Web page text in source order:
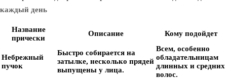
Название
прически
Описание Кому подойдет
Небрежный
пучок
Быстро собирается на
затылке, несколько прядей
выпущены у лица.
Всем, особенно
обладательницам
длинных и средних
волос.